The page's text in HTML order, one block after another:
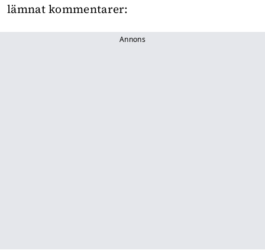
lämnat kommentarer:
Annons